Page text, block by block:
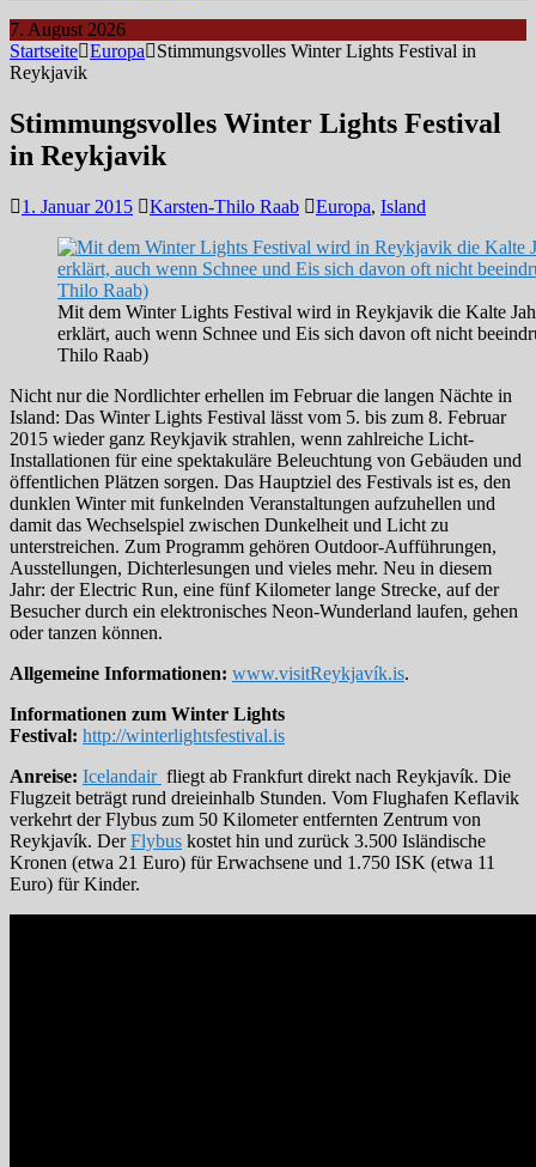
7. August 2026
Startseite Europa
Stimmungsvolles Winter Lights Festival in
Reykjavik
Stimmungsvolles Winter Lights Festival
in Reykjavik
1. Januar 2015 Karsten-Thilo Raab Europa, Island
Mit dem Winter Lights Festival wird in Reykjavik die Kalte
erklärt, auch wenn Schnee und Eis sich davon oft nicht
Thilo Raab)
Nicht nur die Nordlichter erhellen im Februar die langen Nächte in
Island: Das Winter Lights Festival lässt vom 5. bis zum 8. Februar
2015 wieder ganz Reykjavik strahlen, wenn zahlreiche Licht-
Installationen für eine spektakuläre Beleuchtung von Gebäuden und
öffentlichen Plätzen sorgen. Das Hauptziel des Festivals ist es, den
dunklen Winter mit funkelnden Veranstaltungen aufzuhellen und
damit das Wechselspiel zwischen Dunkelheit und Licht zu
unterstreichen. Zum Programm gehören Outdoor-Aufführungen,
Ausstellungen, Dichterlesungen und vieles mehr. Neu in diesem
Jahr: der Electric Run, eine fünf Kilometer lange Strecke, auf der
Besucher durch ein elektronisches Neon-Wunderland laufen, gehen
oder tanzen können.
Allgemeine Informationen: www.visitReykjavík.is.
Informationen zum Winter Lights
Festival: http://winterlightsfestival.is
Anreise: Icelandair fliegt ab Frankfurt direkt nach Reykjavík. Die
Flugzeit beträgt rund dreieinhalb Stunden. Vom Flughafen Keflavik
verkehrt der Flybus zum 50 Kilometer entfernten Zentrum von
Reykjavík. DerFlybus kostet hin und zurück 3.500 Isländische
Kronen (etwa 21 Euro) für Erwachsene und 1.750 ISK (etwa 11
Euro) für Kinder.